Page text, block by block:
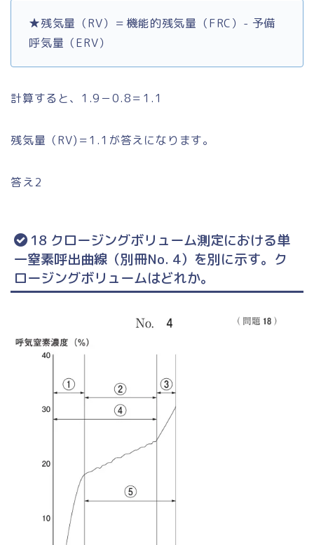
★残気量（RV）＝機能的残気量（FRC）- 予備
呼気量（ERV）
計算すると、1.9－0.8＝1.1
残気量（RV)＝1.1が答えになります。
答え2
18 クロージングボリューム測定における単
一窒素呼出曲線（別冊No. 4）を別に示す。ク
ロージングボリュームはどれか。